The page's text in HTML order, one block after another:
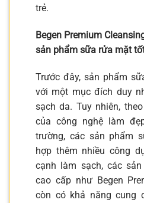
trẻ.
Begen Premium
sản phẩm sữa rửa mặt
Trước đây, sản phẩm
với một mục đích duy
sạch da. Tuy nhiên,
của công nghệ làm
trường, các sản phẩm
hợp thêm nhiều công
cạnh làm sạch, các
cao cấp như Begen
còn có khả năng cung